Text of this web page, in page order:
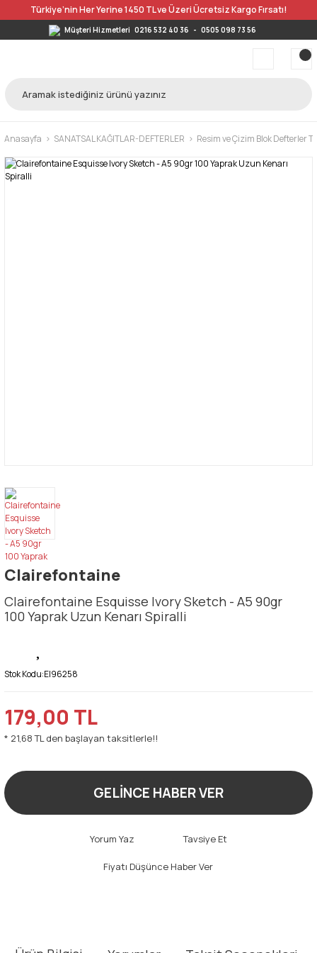
Türkiye’nin Her Yerine 1450 TL ve Üzeri Ücretsiz Kargo Fırsatı!
Müşteri Hizmetleri 0216 532 40 36 - 0505 098 73 56
Anasayfa SANATSAL KAĞITLAR-DEFTERLER Resim ve Çizim Blok Defterler
Clairefontaine
Clairefontaine Esquisse Ivory Sketch - A5 90gr
100 Yaprak Uzun Kenarı Spiralli
Stok Kodu:EI96258
179,00 TL
* 21,68 TL den başlayan taksitlerle!!
GELİNCE HABER VER
Yorum Yaz Tavsiye Et
Fiyatı Düşünce Haber Ver